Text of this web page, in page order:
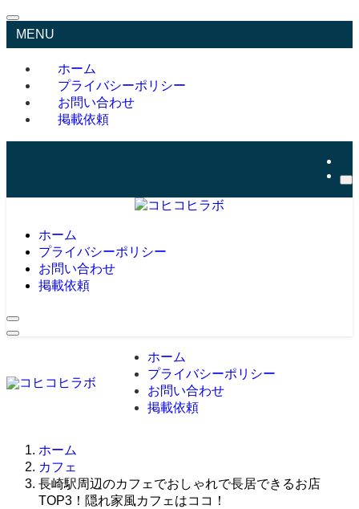
MENU
ホーム
プライバシーポリシー
お問い合わせ
掲載依頼
ホーム
プライバシーポリシー
お問い合わせ
掲載依頼
ホーム
プライバシーポリシー
お問い合わせ
掲載依頼
ホーム
カフェ
長崎駅周辺のカフェでおしゃれで長居できるお店
TOP3！隠れ家風カフェはココ！